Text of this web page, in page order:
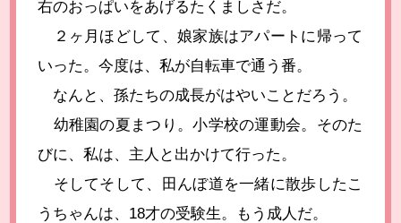
右のおっぱいをあげるたくましさだ。
２ヶ月ほどして、娘家族はアパートに帰って
いった。今度は、私が自転車で通う番。
なんと、孫たちの成長がはやいことだろう。
幼稚園の夏まつり。小学校の運動会。そのた
びに、私は、主人と出かけて行った。
そしてそして、田んぼ道を一緒に散歩したこ
うちゃんは、18才の受験生。もう成人だ。